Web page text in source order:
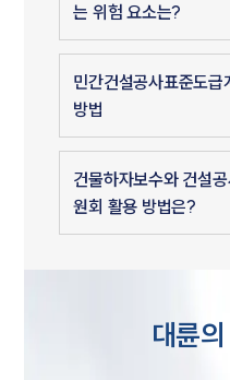
는 위험 요소는?
민간건설공사표준도
방법
건물하자보수와 건설
원회 활용 방법은?
대륜